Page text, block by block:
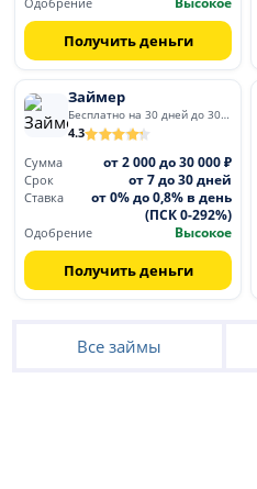
Одобрение
Получить деньги
Займер
Бесплатно на 30 дней до 30 000
4.3
Сумма
от 2 000 до 30 000 ₽
Срок от 7 до 30 дней
Ставка
от 0% до 0,8% в день
(ПСК 0-292%)
Одобрение Высокое
Получить деньги
Все займы